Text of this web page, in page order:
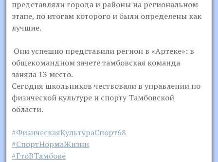
представляли города и районы на региональном
этапе, по итогам которого и были определены как
лучшие.
Они успешно представили регион в «Артеке»: в
общекомандном зачете тамбовская команда
заняла 13 место.
Сегодня школьников чествовали в управлении по
физической культуре и спорту Тамбовской
области.
#ФизическаяКультураСпорт68
#СпортНормаЖизни
#ГтоВТамбове